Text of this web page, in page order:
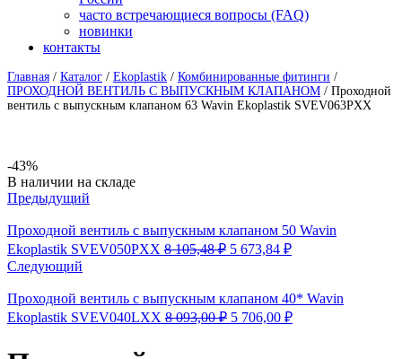
часто встречающиеся вопросы (FAQ)
новинки
контакты
Главная / Каталог / Ekoplastik / Комбинированные фитинги /
ПРОХОДНОЙ ВЕНТИЛЬ С ВЫПУСКНЫМ КЛАПАНОМ / Проходной
вентиль с выпускным клапаном 63 Wavin Ekoplastik SVEV063PXX
-43%
Availability:
В наличии на складе
Предыдущий
Проходной вентиль с выпускным клапаном 50 Wavin
Ekoplastik SVEV050PXX 8 105,48₽ Первоначальная
8
105,48 ₽.
5 673,84 ₽Текущая
673,84 ₽.
Следующий
Проходной вентиль с выпускным клапаном 40* Wavin
Ekoplastik SVEV040LXX 8 093,00₽ Первоначальная
5 706,00 ₽Текущая